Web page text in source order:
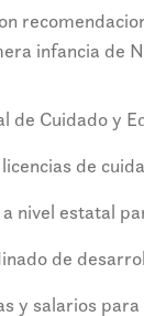
infancia de
de Cuidado y
de
nivel estatal
de
y salarios